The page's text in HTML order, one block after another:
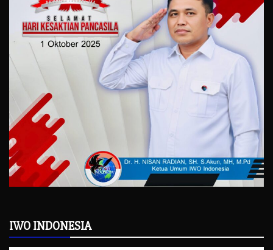
IWO INDONESIA